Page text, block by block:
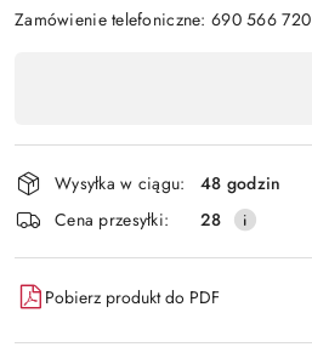
Zamówienie telefoniczne: 690 566 720
płatność
i
dostawa
Wysyłka w ciągu:
48 godzin
Cena przesyłki:
28
Pobierz produkt do PDF